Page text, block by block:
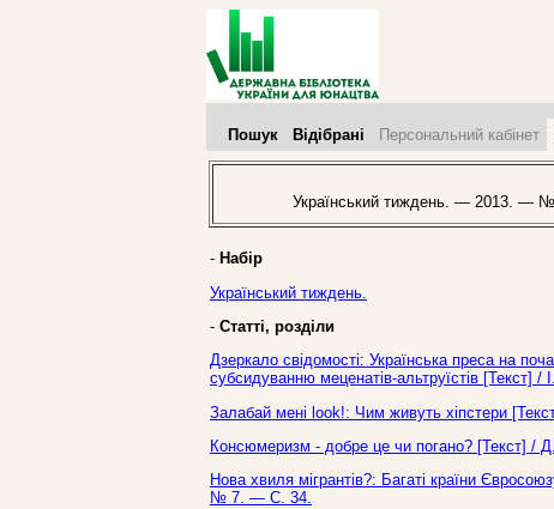
Пошук Відібрані Персональний кабінет
Український тиждень. — 2013. —
- Набір
Український тиждень.
- Статті, розділи
Дзеркало свідомості: Українська преса на
субсидуванню меценатів-альтруїстів
Залабай мені look!: Чим живуть хіпстери
Консюмеризм - добре це чи погано? [Текст]
Нова хвиля мігрантів?: Багаті країни
№ 7. — С. 34.